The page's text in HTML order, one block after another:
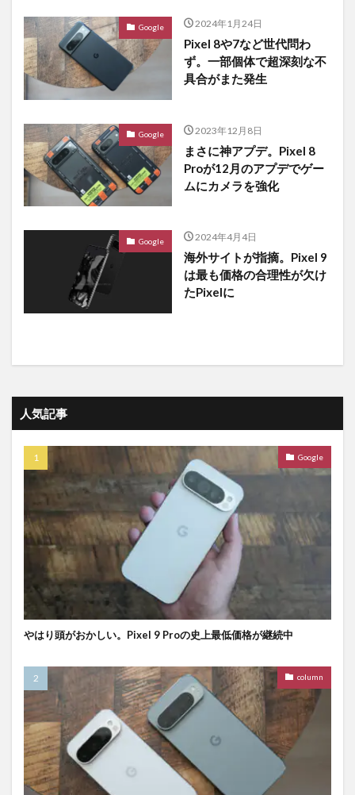
Google 2024年1月24日
Pixel 8や7など世代問わ
ず。一部個体で超深刻な不
具合がまた発生
Google 2023年12月8日
まさに神アプデ。Pixel 8
Proが12月のアプデでゲー
ムにカメラを強化
Google 2024年4月4日
海外サイトが指摘。Pixel 9
は最も価格の合理性が欠け
たPixelに
人気記事
Google
やはり頭がおかしい。Pixel 9 Proの史上最低価格が継続中
column